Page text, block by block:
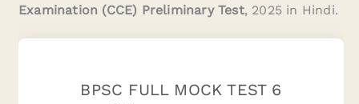
Examination (CCE) Preliminary Test, 2025 in Hindi.
BPSC FULL MOCK TEST 6